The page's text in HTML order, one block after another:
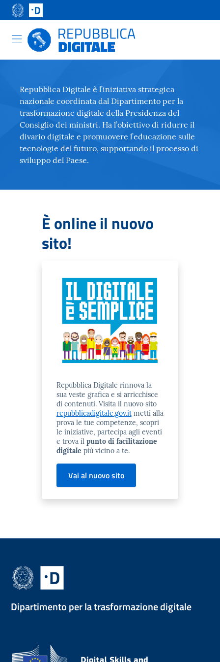
Repubblica Digitale è l’iniziativa strategica
nazionale coordinata dal Dipartimento per la
trasformazione digitale della Presidenza del
Consiglio dei ministri. Ha l’obiettivo di ridurre il
divario digitale e promuovere l’educazione sulle
tecnologie del futuro, supportando il processo di
sviluppo del Paese.
È online il nuovo
sito!
Repubblica Digitale rinnova la
sua veste grafica e si arricchisce
di contenuti. Visita il nuovo sito
repubblicadigitale.gov.itmetti alla
prova le tue competenze, scopri
le iniziative, partecipa agli eventi
e trova il punto di facilitazione
digitale più vicino a te.
Vai al nuovo sito
Dipartimento per la trasformazione digitale